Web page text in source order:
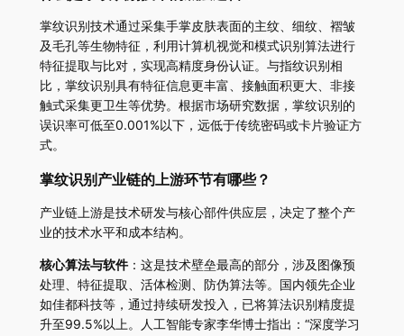
掌纹识别技术通过采集手掌皮肤表面的主纹、细纹、褶皱
及毛孔等生物特征，利用计算机视觉和模式识别算法进行
特征提取与比对，实现高精度身份认证。与指纹识别相
比，掌纹识别具有特征信息更丰富、接触面积更大、非接
触式采集更卫生等优势。根据市场研究数据，掌纹识别的
误识率可低至0.001%以下，远低于传统密码或卡片验证方
式。
掌纹识别产业链的上游环节有哪些？
产业链上游是技术研发与核心部件供应层，决定了整个产
业的技术水平和成本结构。
核心算法与软件：这是技术壁垒最高的部分，涉及图像预
处理、特征提取、活体检测、防伪算法等。国内领先企业
如佳都科技等，通过持续研发投入，已将算法识别精度提
升至99.5%以上。人工智能专家李华博士指出：“深度学习